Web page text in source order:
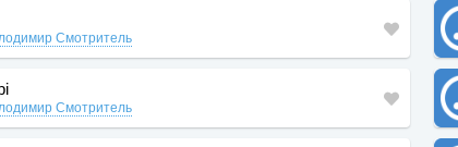
Смотритель
Смотритель